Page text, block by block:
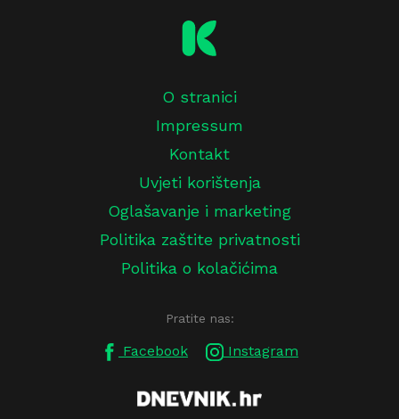
O stranici
Impressum
Kontakt
Uvjeti korištenja
Oglašavanje i marketing
Politika zaštite privatnosti
Politika o kolačićima
Pratite nas:
Facebook Instagram